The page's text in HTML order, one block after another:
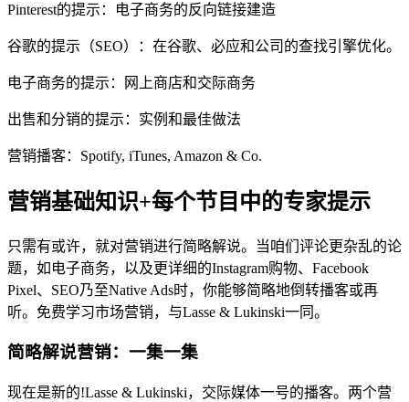
Pinterest的提示：电子商务的反向链接建造
谷歌的提示（SEO）：在谷歌、必应和公司的查找引擎优化。
电子商务的提示：网上商店和交际商务
出售和分销的提示：实例和最佳做法
营销播客：Spotify, iTunes, Amazon & Co.
营销基础知识+每个节目中的专家提示
只需有或许，就对营销进行简略解说。当咱们评论更杂乱的论
题，如电子商务，以及更详细的Instagram购物、Facebook
Pixel、SEO乃至Native Ads时，你能够简略地倒转播客或再
听。免费学习市场营销，与Lasse & Lukinski一同。
简略解说营销：一集一集
现在是新的!Lasse & Lukinski，交际媒体一号的播客。两个营